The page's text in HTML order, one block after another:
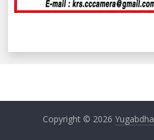
Copyright © 2026Yugabdha